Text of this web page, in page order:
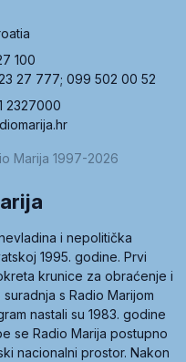
100
27 777; 099 502 00 52
2327000
Marija 1997-2026
i nepolitička
1995. godine. Prvi
krunice za obraćenje i
s Radio Marijom
nastali su 1983. godine
se Radio Marija postupno
nacionalni prostor. Nakon